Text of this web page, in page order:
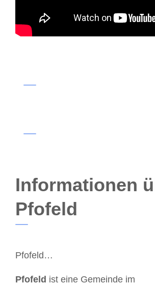
Informationen
Pfofeld
Pfofeld…
Pfofeld ist eine Gemeinde im